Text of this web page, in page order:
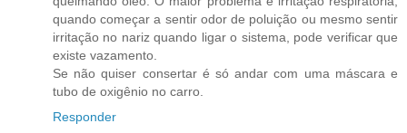
quando começar a sentir odor de poluição ou mesmo sentir
irritação no nariz quando ligar o sistema, pode verificar que
existe vazamento.
Se não quiser consertar é só andar com uma máscara e
tubo de oxigênio no carro.
Responder